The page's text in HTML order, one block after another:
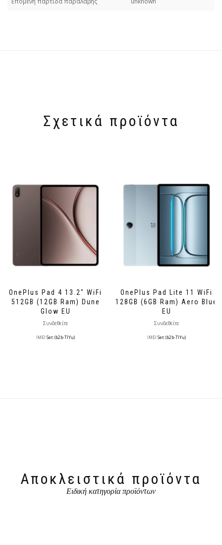
Σχετικά προϊόντα
OnePlus Pad 4 13.2″ WiFi
512GB (12GB Ram) Dune
Glow EU
Συνδεθείτε
IMEI Set: (b2b-TlYu)
OnePlus Pad Lite 11 WiFi
128GB (6GB Ram) Aero Blue
EU
Συνδεθείτε
IMEI Set: (b2b-TlYu)
Αποκλειστικά προϊόντα
Ειδική κατηγορία προϊόντων